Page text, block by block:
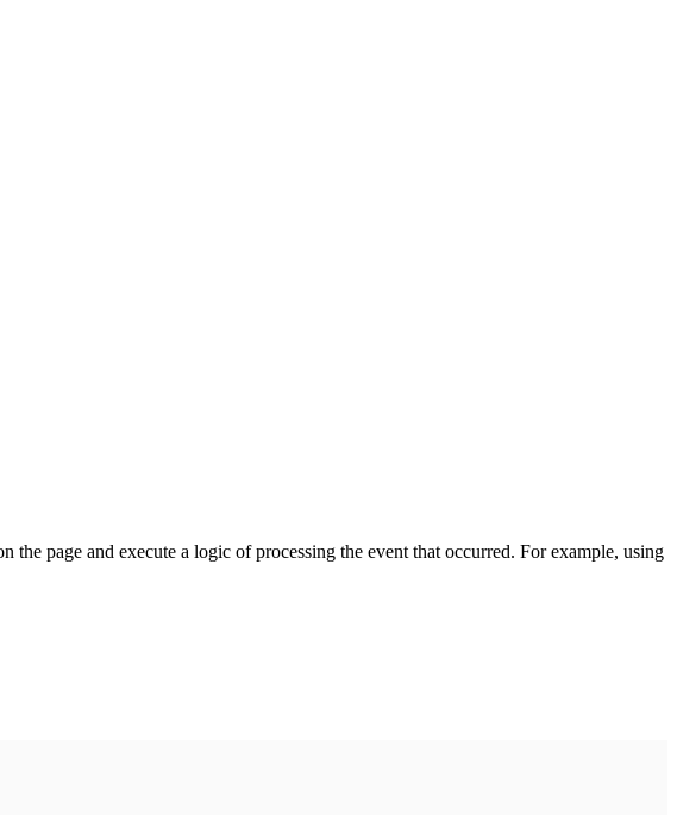
page and execute a logic of processing the event that occurred. For example, using